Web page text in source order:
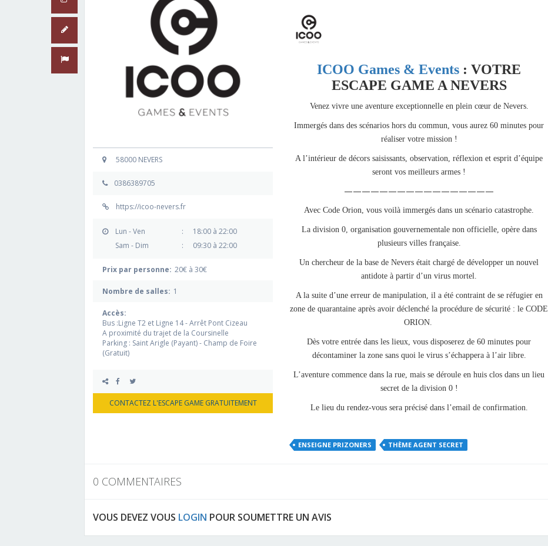
58000 NEVERS
0386389705
https://icoo-nevers.fr
Lun - Ven :
18:00 à 22:00
Sam - Dim
: 09:30 à 22:00
Prix par personne: 20€ à 30€
Nombre de salles: 1
Accès:
Bus :Ligne T2 et Ligne 14 - Arrêt Pont Cizeau
A proximité du trajet de la Coursinelle
Parking : Saint Arigle (Payant) - Champ de Foire
(Gratuit)
CONTACTEZ L'ESCAPE GAME GRATUITEMENT
ICOO Games & Events : VOTRE
ESCAPE GAME A NEVERS
Venez vivre une aventure exceptionnelle en plein cœur de Nevers.
Immergés dans des scénarios hors du commun, vous aurez 60 minutes pour
réaliser votre mission !
A l’intérieur de décors saisissants, observation, réflexion et esprit d’équipe
seront vos meilleurs armes !
—————————————————
Avec Code Orion, vous voilà immergés dans un scénario catastrophe.
La division 0, organisation gouvernementale non officielle, opère dans
plusieurs villes française.
Un chercheur de la base de Nevers était chargé de développer un nouvel
antidote à partir d’un virus mortel.
A la suite d’une erreur de manipulation, il a été contraint de se réfugier en
zone de quarantaine après avoir déclenché la procédure de sécurité : le CODE
ORION.
Dès votre entrée dans les lieux, vous disposerez de 60 minutes pour
décontaminer la zone sans quoi le virus s’échappera à l’air libre.
L’aventure commence dans la rue, mais se déroule en huis clos dans un lieu
secret de la division 0 !
Le lieu du rendez-vous sera précisé dans l’email de confirmation.
ENSEIGNE PRIZONERS THÈME AGENT SECRET
0 COMMENTAIRES
VOUS DEVEZ VOUS LOGIN POUR SOUMETTRE UN AVIS